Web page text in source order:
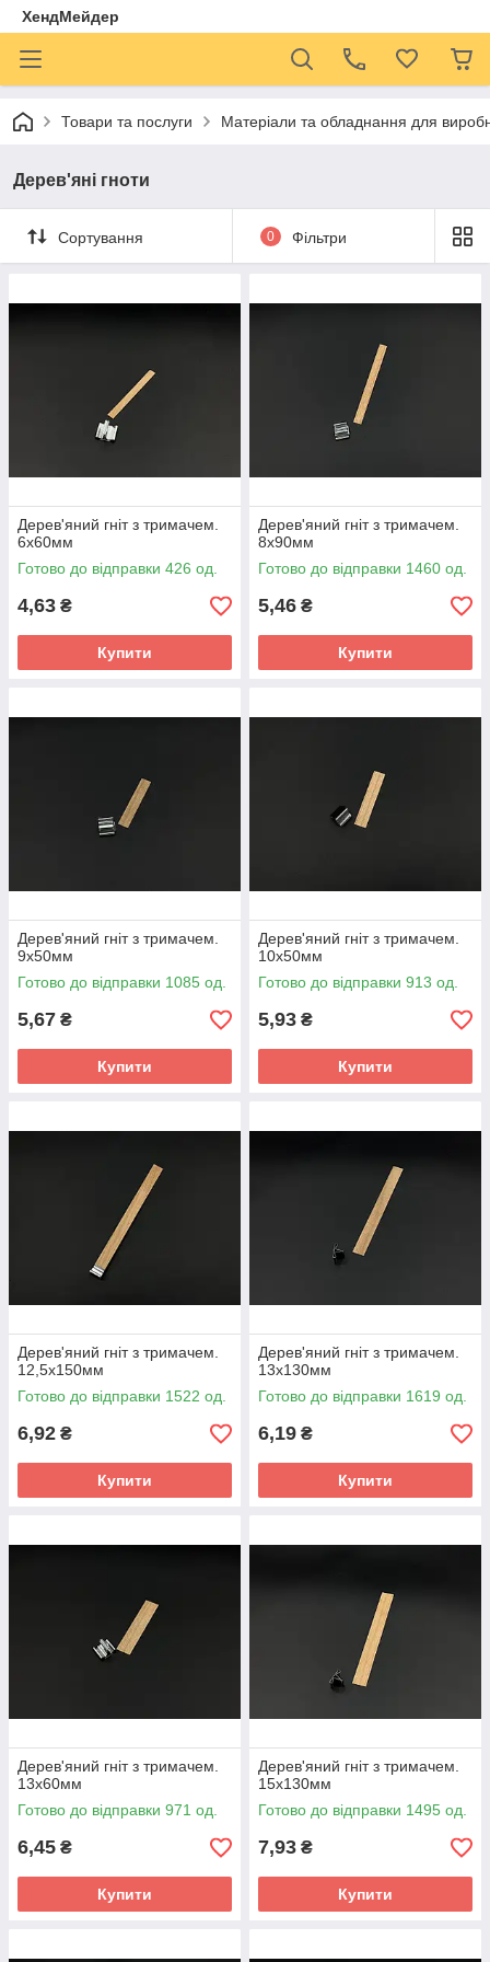
ХендМейдер
Товари та послуги Матеріали та обладнання для
Дерев'яні гноти
Сортування 0 Фільтри
Дерев'яний гніт з тримачем.
6х60мм
Готово до відправки 426 од.
4,63 ₴
Купити
Дерев'яний гніт з тримачем.
8х90мм
Готово до відправки 1460 од.
5,46 ₴
Купити
Дерев'яний гніт з тримачем.
9х50мм
Готово до відправки 1085 од.
5,67 ₴
Купити
Дерев'яний гніт з тримачем.
10х50мм
Готово до відправки 913 од.
5,93 ₴
Купити
Дерев'яний гніт з тримачем.
12,5х150мм
Готово до відправки 1522 од.
6,92 ₴
Купити
Дерев'яний гніт з тримачем.
13х130мм
Готово до відправки 1619 од.
6,19 ₴
Купити
Дерев'яний гніт з тримачем.
13х60мм
Готово до відправки 971 од.
6,45 ₴
Купити
Дерев'яний гніт з тримачем.
15х130мм
Готово до відправки 1495 од.
7,93 ₴
Купити